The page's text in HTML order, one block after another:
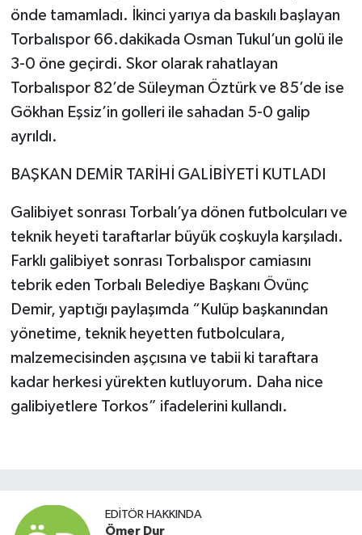
önde tamamladı. İkinci yarıya da baskılı başlayan
Torbalıspor 66.dakikada Osman Tukul’un golü ile
3-0 öne geçirdi. Skor olarak rahatlayan
Torbalıspor 82’de Süleyman Öztürk ve 85’de ise
Gökhan Eşsiz’in golleri ile sahadan 5-0 galip
ayrıldı.
BAŞKAN DEMİR TARİHİ GALİBİYETİ KUTLADI
Galibiyet sonrası Torbalı’ya dönen futbolcuları ve
teknik heyeti taraftarlar büyük coşkuyla karşıladı.
Farklı galibiyet sonrası Torbalıspor camiasını
tebrik eden Torbalı Belediye Başkanı Övünç
Demir, yaptığı paylaşımda “Kulüp başkanından
yönetime, teknik heyetten futbolculara,
malzemecisinden aşçısına ve tabii ki taraftara
kadar herkesi yürekten kutluyorum. Daha nice
galibiyetlere Torkos” ifadelerini kullandı.
EDITÖR HAKKINDA
Ömer Dur